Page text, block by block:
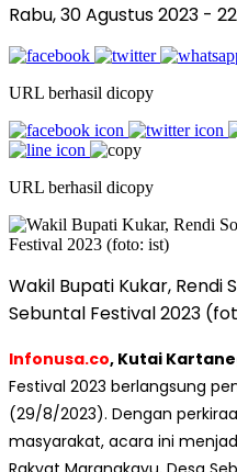
Rabu, 30 Agustus 2023 -
URL berhasil dicopy
URL berhasil dicopy
Wakil Bupati Kukar,
Sebuntal Festival 2023
Infonusa.co, Kutai
Festival 2023 berlangsung
(29/8/2023). Dengan
masyarakat, acara ini